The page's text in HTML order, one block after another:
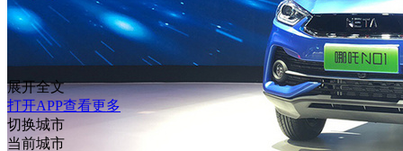
展开全文
打开APP查看更多
切换城市
当前城市